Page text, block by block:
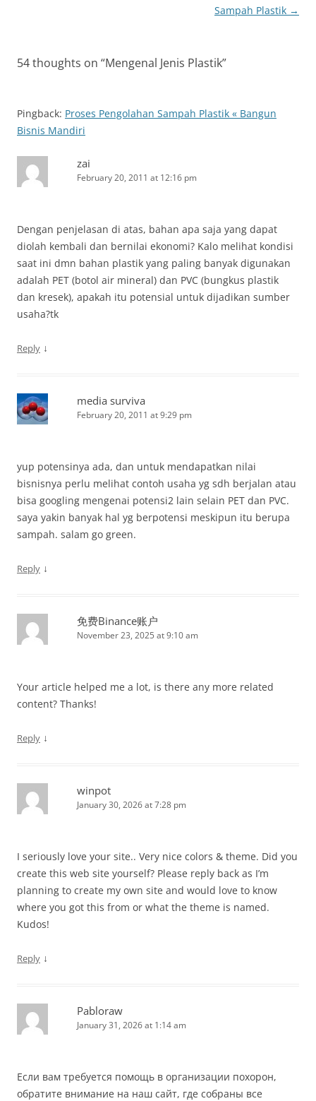
Sampah Plastik →
54 thoughts on “Mengenal Jenis Plastik”
Pingback: Proses Pengolahan Sampah Plastik « Bangun
Bisnis Mandiri
zai
February 20, 2011 at 12:16 pm
Dengan penjelasan di atas, bahan apa saja yang dapat
diolah kembali dan bernilai ekonomi? Kalo melihat kondisi
saat ini dmn bahan plastik yang paling banyak digunakan
adalah PET (botol air mineral) dan PVC (bungkus plastik
dan kresek), apakah itu potensial untuk dijadikan sumber
usaha?tk
Reply ↓
media surviva
February 20, 2011 at 9:29 pm
yup potensinya ada, dan untuk mendapatkan nilai
bisnisnya perlu melihat contoh usaha yg sdh berjalan atau
bisa googling mengenai potensi2 lain selain PET dan PVC.
saya yakin banyak hal yg berpotensi meskipun itu berupa
sampah. salam go green.
Reply ↓
免费Binance账户
November 23, 2025 at 9:10 am
Your article helped me a lot, is there any more related
content? Thanks!
Reply ↓
winpot
January 30, 2026 at 7:28 pm
I seriously love your site.. Very nice colors & theme. Did you
create this web site yourself? Please reply back as I’m
planning to create my own site and would love to know
where you got this from or what the theme is named.
Kudos!
Reply ↓
Pabloraw
January 31, 2026 at 1:14 am
Если вам требуется помощь в организации похорон,
обратите внимание на наш сайт, где собраны все